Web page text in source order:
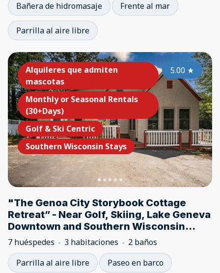
Bañera de hidromasaje
Frente al mar
Parrilla al aire libre
Alquileres que admiten
mascotas
Monthly or Seasonal Rentals
(30+Days)
Golf & Ski Centric
Southern Wisconsin Stays
5.00 ★
"The Genoa City Storybook Cottage
Retreat” - Near Golf, Skiing, Lake Geneva
Downtown and Southern Wisconsin
Lakes
7 huéspedes 3 habitaciones
2 baños
Parrilla al aire libre
Paseo en barco